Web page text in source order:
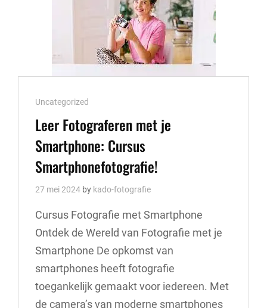
VASTLEGGEN
KINDERMOMENTEN
Cat
Links
Uncategorized
Leer Fotograferen met je
Smartphone: Cursus
Smartphonefotografie!
27 mei 2024 by kado-fotografie
Cursus Fotografie met Smartphone
Ontdek de Wereld van Fotografie met je
Smartphone De opkomst van
smartphones heeft fotografie
toegankelijk gemaakt voor iedereen. Met
de camera’s van moderne smartphones